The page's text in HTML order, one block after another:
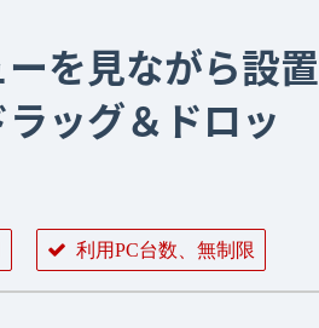
を見ながら設置
ッグ＆ドロッ
利用PC台数、無制限